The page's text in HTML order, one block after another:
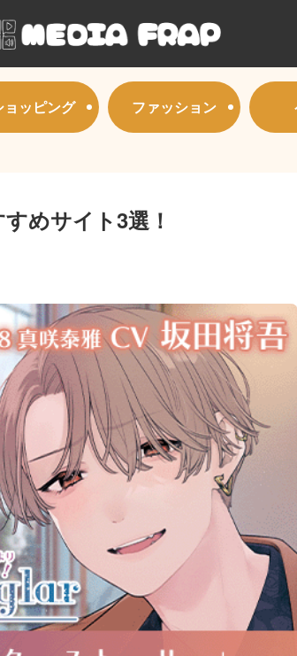
ョッピング ファッション
めサイト3選！